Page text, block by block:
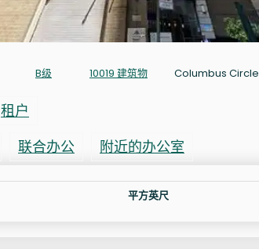
B级 10019 建筑物 Columbus Circle
租户
联合办公 附近的办公室
平方英尺